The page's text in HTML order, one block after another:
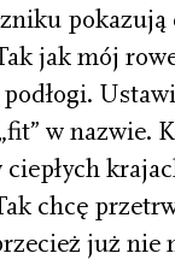
pokazują
jak mój
w nazwie.
chcę
już nie